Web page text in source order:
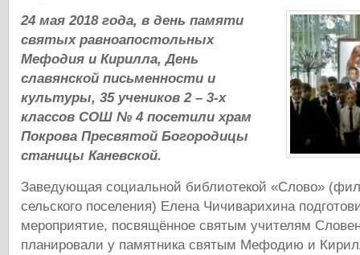
24 мая 2018 года, в день памяти
святых равноапостольных
Мефодия и Кирилла, День
славянской письменности и
культуры, 35 учеников 2 – 3-х
классов СОШ № 4 посетили храм
Покрова Пресвятой Богородицы
станицы Каневской.
Заведующая социальной библиотекой «Слово»
сельского поселения) Елена Чичиварихина
мероприятие, посвящённое святым учителям
планировали у памятника святым Мефодию и